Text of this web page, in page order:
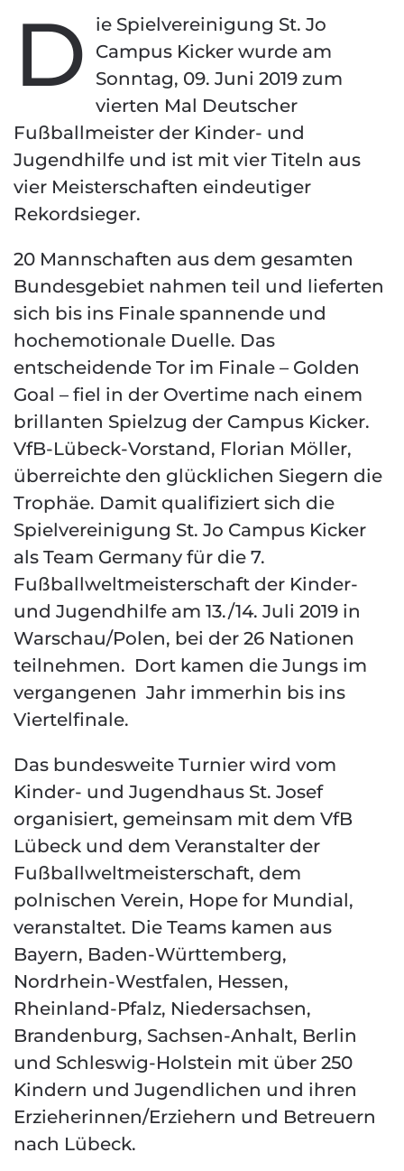
D
ie Spielvereinigung St. Jo
Campus Kicker wurde am
Sonntag, 09. Juni 2019 zum
vierten Mal Deutscher
Fußballmeister der Kinder- und
Jugendhilfe und ist mit vier Titeln aus
vier Meisterschaften eindeutiger
Rekordsieger.
20 Mannschaften aus dem gesamten
Bundesgebiet nahmen teil und lieferten
sich bis ins Finale spannende und
hochemotionale Duelle. Das
entscheidende Tor im Finale – Golden
Goal – fiel in der Overtime nach einem
brillanten Spielzug der Campus Kicker.
VfB-Lübeck-Vorstand, Florian Möller,
überreichte den glücklichen Siegern die
Trophäe. Damit qualifiziert sich die
Spielvereinigung St. Jo Campus Kicker
als Team Germany für die 7.
Fußballweltmeisterschaft der Kinder-
und Jugendhilfe am 13./14. Juli 2019 in
Warschau/Polen, bei der 26 Nationen
teilnehmen. Dort kamen die Jungs im
vergangenen Jahr immerhin bis ins
Viertelfinale.
Das bundesweite Turnier wird vom
Kinder- und Jugendhaus St. Josef
organisiert, gemeinsam mit dem VfB
Lübeck und dem Veranstalter der
Fußballweltmeisterschaft, dem
polnischen Verein, Hope for Mundial,
veranstaltet. Die Teams kamen aus
Bayern, Baden-Württemberg,
Nordrhein-Westfalen, Hessen,
Rheinland-Pfalz, Niedersachsen,
Brandenburg, Sachsen-Anhalt, Berlin
und Schleswig-Holstein mit über 250
Kindern und Jugendlichen und ihren
Erzieherinnen/Erziehern und Betreuern
nach Lübeck.